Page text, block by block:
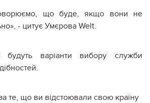
що буде, якщо вони не
- цитує Умєрова Welt.
будуть варіанти вибору служби
те, що ви відстоювали свою країну